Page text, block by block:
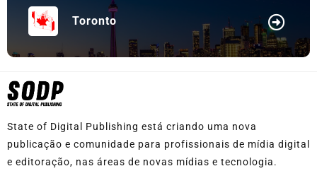
Toronto
State of Digital Publishing está criando uma nova
publicação e comunidade para profissionais de mídia digital
e editoração, nas áreas de novas mídias e tecnologia.